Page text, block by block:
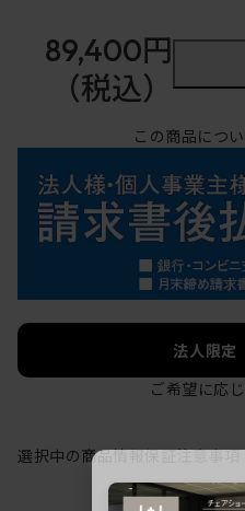
89,400円
（税込）
この商品につ
法人限
ご希望に応
選択中の商品情報保証注意事項